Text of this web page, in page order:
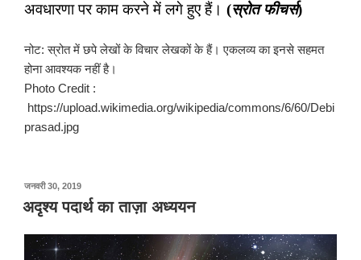
अवधारणा पर काम करने में लगे हुए हैं। (स्रोत फीचर्स)
नोट: स्रोत में छपे लेखों के विचार लेखकों के हैं। एकलव्य का इनसे सहमत
होना आवश्यक नहीं है।
Photo Credit :
https://upload.wikimedia.org/wikipedia/commons/6/60/Debi
prasad.jpg
जनवरी 30, 2019पर
प्रकाशित
किया
अदृश्य पदार्थ का ताज़ा अध्ययन